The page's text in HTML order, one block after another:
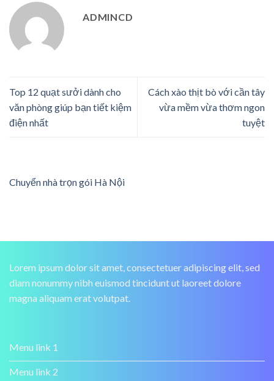
ADMINCD
Top 12 quạt sưởi dành cho
văn phòng giúp bạn tiết kiệm
điện nhất
Cách xào thịt bò với cần tây
vừa mềm vừa thơm ngon
tuyệt
Chuyển nhà trọn gói Hà Nội
Lorem ipsum dolor sit amet, consectetuer adipiscing elit, sed
diam nonummy nibh euismod tincidunt ut laoreet dolore
magna aliquam erat volutpat.
Menu link 1
Menu link 2